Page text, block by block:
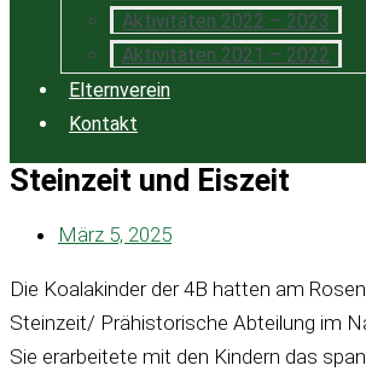
Aktivitäten 2022 – 2023
Aktivitäten 2021 – 2022
Elternverein
Kontakt
Steinzeit und Eiszeit
März 5, 2025
Die Koalakinder der 4B hatten am
Steinzeit/ Prähistorische Abteilung im
Sie erarbeitete mit den Kindern das